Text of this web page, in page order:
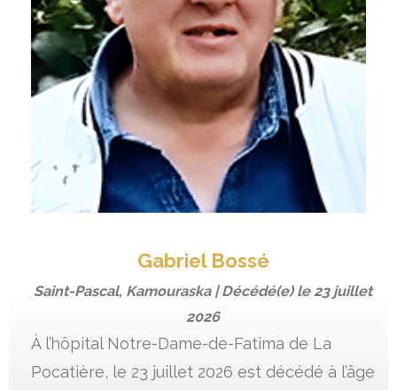
Gabriel Bossé
Saint-Pascal, Kamouraska | Décédé(e) le23 juillet
2026
À l’hôpital Notre-Dame-de-Fatima de La
Pocatière, le 23 juillet 2026 est décédé à l’âge